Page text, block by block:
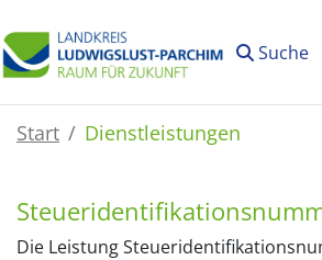
Suche
Start Dienstleistungen
Die Leistung